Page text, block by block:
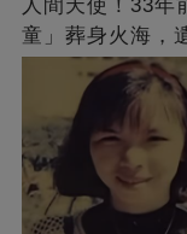
人間天使！33年
童」葬身火海，
崩：真正的英雄